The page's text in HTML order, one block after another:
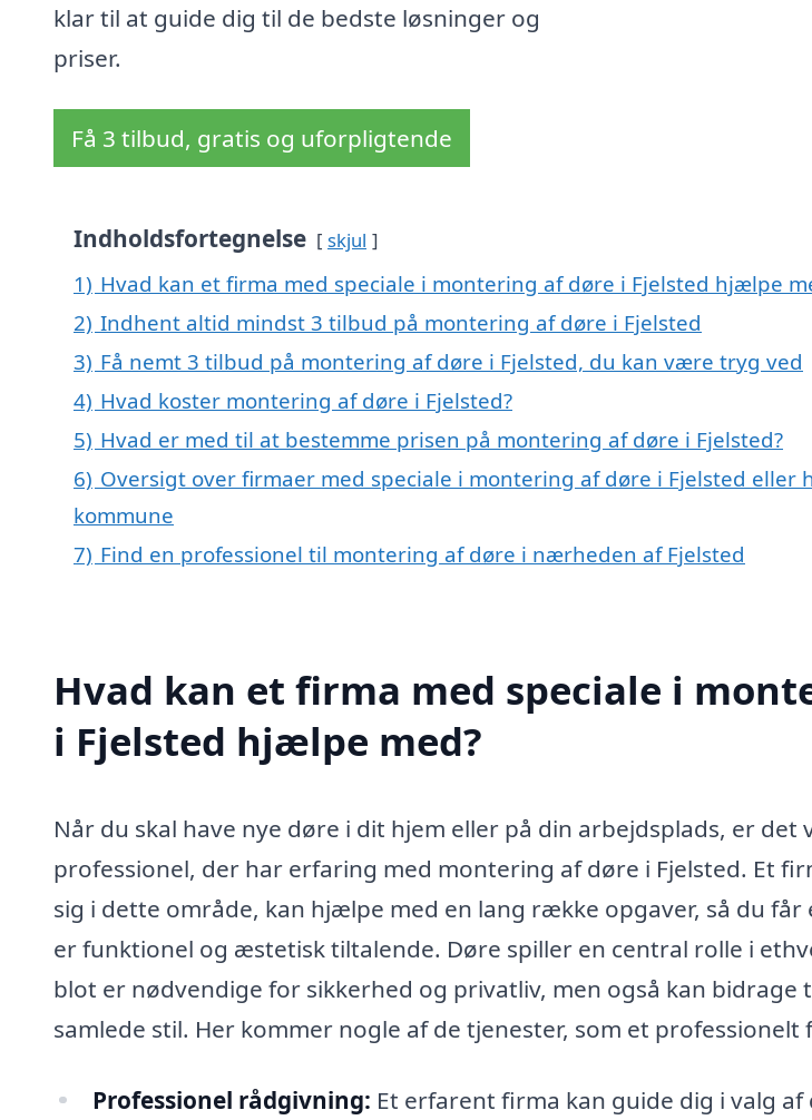
klar til at guide dig til de bedste løsninger og
priser.
Få 3 tilbud, gratis og uforpligtende
Indholdsfortegnelse skjul
1) Hvad kan et firma med speciale i montering af døre i Fjelsted hjælpe
2) Indhent altid mindst 3 tilbud på montering af døre i Fjelsted
3) Få nemt 3 tilbud på montering af døre i Fjelsted, du kan være tryg ved
4) Hvad koster montering af døre i Fjelsted?
5) Hvad er med til at bestemme prisen på montering af døre i Fjelsted?
6) Oversigt over firmaer med speciale i montering af døre i Fjelsted eller
kommune
7) Find en professionel til montering af døre i nærheden af Fjelsted
Hvad kan et firma med speciale i
i Fjelsted hjælpe med?
Når du skal have nye døre i dit hjem eller på din arbejdsplads, er
professionel, der har erfaring med montering af døre i Fjelsted. Et
sig i dette område, kan hjælpe med en lang række opgaver, så du får
er funktionel og æstetisk tiltalende. Døre spiller en central rolle i
blot er nødvendige for sikkerhed og privatliv, men også kan bidrage
samlede stil. Her kommer nogle af de tjenester, som et professionelt
Professionel rådgivning: Et erfarent firma kan guide dig i valg